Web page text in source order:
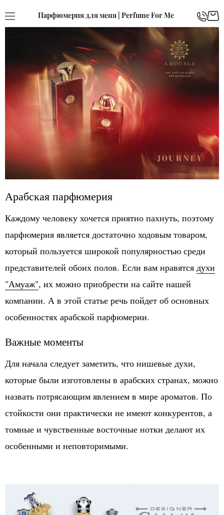
Парфюмерия для меня | Perfume For Me
Арабская парфюмерия
Каждому человеку хочется приятно пахнуть, поэтому
парфюмерия является достаточно ходовым товаром,
который пользуется широкой популярностью среди
представителей обоих полов. Если вам нравятся духи
"Амуаж", их можно приобрести на сайте нашей
компании. А в этой статье речь пойдет об основных
особенностях арабской парфюмерии.
Важные моменты
Для начала следует заметить, что нишевые духи,
которые были изготовлены в арабских странах, можно
назвать потрясающим явлением в мире ароматов. По
стойкости они практически не имеют конкурентов, а
томные и чувственные восточные нотки делают их
особенными и неповторимыми.